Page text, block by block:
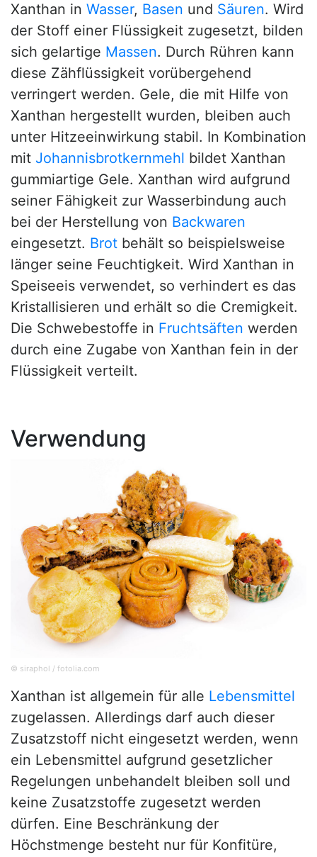
Xanthan in Wasser, Basen und Säuren. Wird
der Stoff einer Flüssigkeit zugesetzt, bilden
sich gelartige Massen. Durch Rühren kann
diese Zähflüssigkeit vorübergehend
verringert werden. Gele, die mit Hilfe von
Xanthan hergestellt wurden, bleiben auch
unter Hitzeeinwirkung stabil. In Kombination
mit Johannisbrotkernmehl bildet Xanthan
gummiartige Gele. Xanthan wird aufgrund
seiner Fähigkeit zur Wasserbindung auch
bei der Herstellung von Backwaren
eingesetzt. Brot behält so beispielsweise
länger seine Feuchtigkeit. Wird Xanthan in
Speiseeis verwendet, so verhindert es das
Kristallisieren und erhält so die Cremigkeit.
Die Schwebestoffe in Fruchtsäften werden
durch eine Zugabe von Xanthan fein in der
Flüssigkeit verteilt.
Verwendung
© siraphol / fotolia.com
Xanthan ist allgemein für alle Lebensmittel
zugelassen. Allerdings darf auch dieser
Zusatzstoff nicht eingesetzt werden, wenn
ein Lebensmittel aufgrund gesetzlicher
Regelungen unbehandelt bleiben soll und
keine Zusatzstoffe zugesetzt werden
dürfen. Eine Beschränkung der
Höchstmenge besteht nur für Konfitüre,